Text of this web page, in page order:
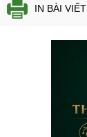
IN BÀI VIẾT